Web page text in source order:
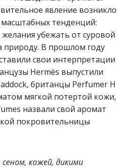
явление возникло
тенденций:
убежать от суровой
природу. В прошлом году
свои интерпретации
Hermès выпустили
британцы Perfumer H
мягкой потертой кожи,
назвали свой аромат
покровительницы
кожей, дикими